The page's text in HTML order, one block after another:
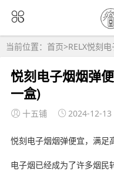
当前位置： 首页>RELX悦刻
悦刻电子烟烟弹
一盒)
十五铺 2024-12-13
悦刻电子烟烟弹便宜，满足
电子烟已经成为了许多烟民